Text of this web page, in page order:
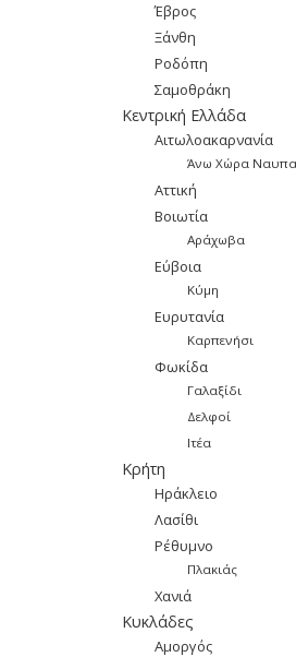
Έβρος
Ξάνθη
Ροδόπη
Σαμοθράκη
Κεντρική Ελλάδα
Αιτωλοακαρνανία
Άνω Χώρα
Αττική
Βοιωτία
Αράχωβα
Εύβοια
Κύμη
Ευρυτανία
Καρπενήσι
Φωκίδα
Γαλαξίδι
Δελφοί
Ιτέα
Κρήτη
Ηράκλειο
Λασίθι
Ρέθυμνο
Πλακιάς
Χανιά
Κυκλάδες
Αμοργός